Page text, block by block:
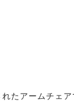
たアームチェア